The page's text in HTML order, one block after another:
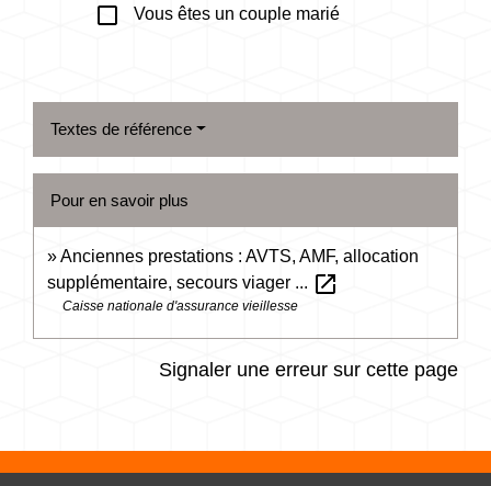
check_box_outline_blank Vous êtes un couple marié
Textes de référence
Pour en savoir plus
Anciennes prestations : AVTS, AMF, allocation
supplémentaire, secours viager ... open_in_new
Caisse nationale d'assurance vieillesse
Signaler une erreur sur cette page